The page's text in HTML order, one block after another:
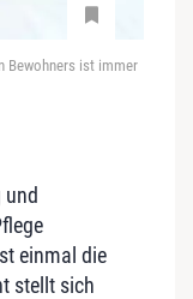
Bewohners ist immer
einmal die
stellt sich